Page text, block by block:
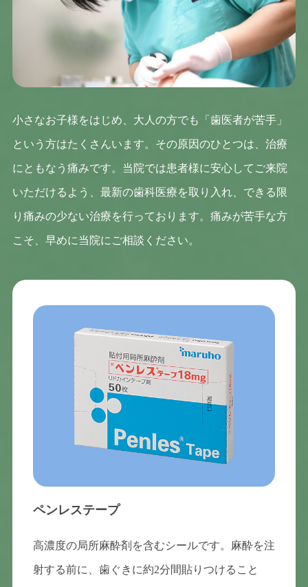
小さなお子様をはじめ、大人の方でも「歯医者が苦手」
という方はたくさんいます。その原因のひとつは、治療
にともなう痛みです。当院では患者様に安心してご来院
いただけるよう、最新の歯科医療を取り入れ、できる限
り痛みの少ない治療を行っております。痛みが苦手な方
こそ、早めに当院にご相談ください。
ペンレステープ
高濃度の局所麻酔剤を含むシールです。麻酔を注
射する前に、歯ぐきに約2分間貼りつけること